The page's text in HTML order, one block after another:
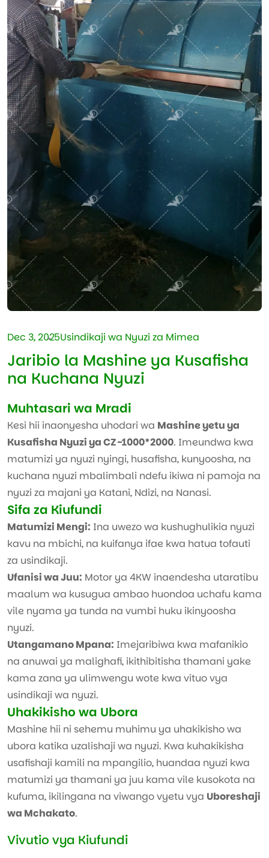
Dec 3, 2025Usindikaji wa Nyuzi za Mimea
Jaribio la Mashine ya Kusafisha
na Kuchana Nyuzi
Muhtasari wa Mradi
Kesi hii inaonyesha uhodari wa Mashine yetu ya
Kusafisha Nyuzi ya CZ-1000*2000. Imeundwa kwa
matumizi ya nyuzi nyingi, husafisha, kunyoosha, na
kuchana nyuzi mbalimbali ndefu ikiwa ni pamoja na
nyuzi za majani ya Katani, Ndizi, na Nanasi.
Sifa za Kiufundi
Matumizi Mengi: Ina uwezo wa kushughulikia nyuzi
kavu na mbichi, na kuifanya ifae kwa hatua tofauti
za usindikaji.
Ufanisi wa Juu: Motor ya 4KW inaendesha utaratibu
maalum wa kusugua ambao huondoa uchafu kama
vile nyama ya tunda na vumbi huku ikinyoosha
nyuzi.
Utangamano Mpana: Imejaribiwa kwa mafanikio
na anuwai ya malighafi, ikithibitisha thamani yake
kama zana ya ulimwengu wote kwa vituo vya
usindikaji wa nyuzi.
Uhakikisho wa Ubora
Mashine hii ni sehemu muhimu ya uhakikisho wa
ubora katika uzalishaji wa nyuzi. Kwa kuhakikisha
usafishaji kamili na mpangilio, huandaa nyuzi kwa
matumizi ya thamani ya juu kama vile kusokota na
kufuma, ikilingana na viwango vyetu vya Uboreshaji
wa Mchakato.
Vivutio vya Kiufundi